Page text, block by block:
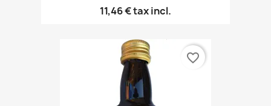
11,46 €tax incl.
favorite_border